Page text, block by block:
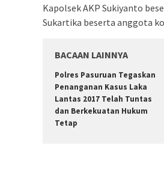
Kapolsek AKP Sukiyanto
Sukartika beserta anggota
BACAAN LAINNYA
Polres Pasuruan Tegaskan
Penanganan Kasus Laka
Lantas 2017 Telah Tuntas
dan Berkekuatan Hukum
Tetap